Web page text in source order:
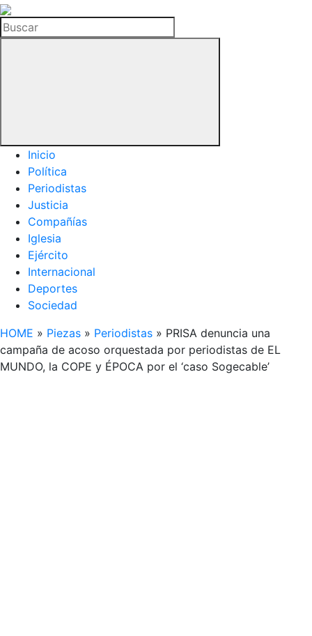
La
Hemeroteca
del
Buscar
Inicio
Política
Periodistas
Justicia
Compañías
Iglesia
Ejército
Internacional
Deportes
Sociedad
HOME » Piezas » Periodistas » PRISA denuncia una
campaña de acoso orquestada por periodistas de EL
MUNDO, la COPE y ÉPOCA por el ‘caso Sogecable’